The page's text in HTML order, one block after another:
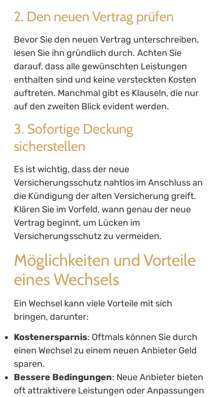
2. Den neuen Vertrag prüfen
Bevor Sie den neuen Vertrag unterschreiben,
lesen Sie ihn gründlich durch. Achten Sie
darauf, dass alle gewünschten Leistungen
enthalten sind und keine versteckten Kosten
auftreten. Manchmal gibt es Klauseln, die nur
auf den zweiten Blick evident werden.
3. Sofortige Deckung
sicherstellen
Es ist wichtig, dass der neue
Versicherungsschutz nahtlos im Anschluss an
die Kündigung der alten Versicherung greift.
Klären Sie im Vorfeld, wann genau der neue
Vertrag beginnt, um Lücken im
Versicherungsschutz zu vermeiden.
Möglichkeiten und Vorteile
eines Wechsels
Ein Wechsel kann viele Vorteile mit sich
bringen, darunter:
Kostenersparnis: Oftmals können Sie durch
einen Wechsel zu einem neuen Anbieter Geld
sparen.
Bessere Bedingungen: Neue Anbieter bieten
oft attraktivere Leistungen oder Anpassungen